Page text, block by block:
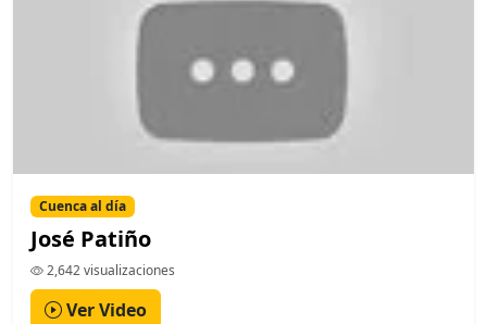
Cuenca al día
José Patiño
2,642 visualizaciones
Ver Video